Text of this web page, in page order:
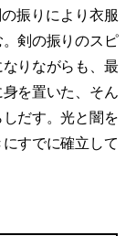
振りにより衣服
剣の振りのスピ
りながらも、最
を置いた、そん
だす。光と闇を
すでに確立して